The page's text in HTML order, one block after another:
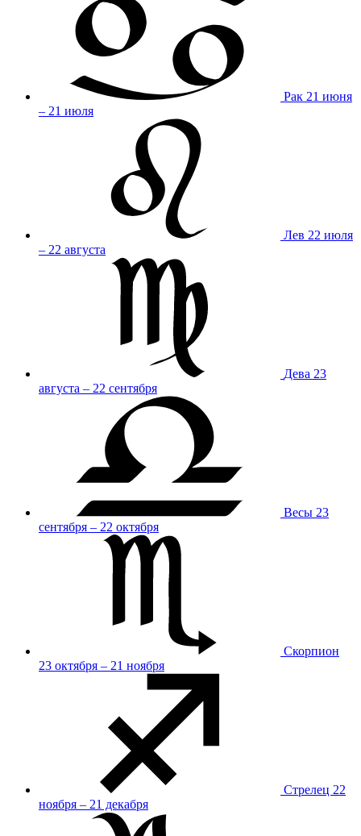
Рак 21 июня
– 21 июля
Лев 22 июля
– 22 августа
Дева 23
августа – 22 сентября
Весы 23
сентября – 22 октября
Скорпион
23 октября – 21 ноября
Стрелец 22
ноября – 21 декабря